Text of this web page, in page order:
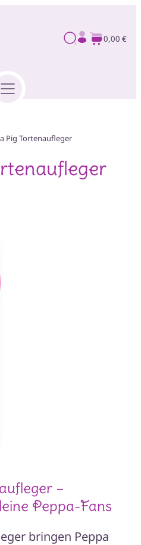
0,00 €
Pig Tortenaufleger
–
Peppa-Fans
bringen Peppa